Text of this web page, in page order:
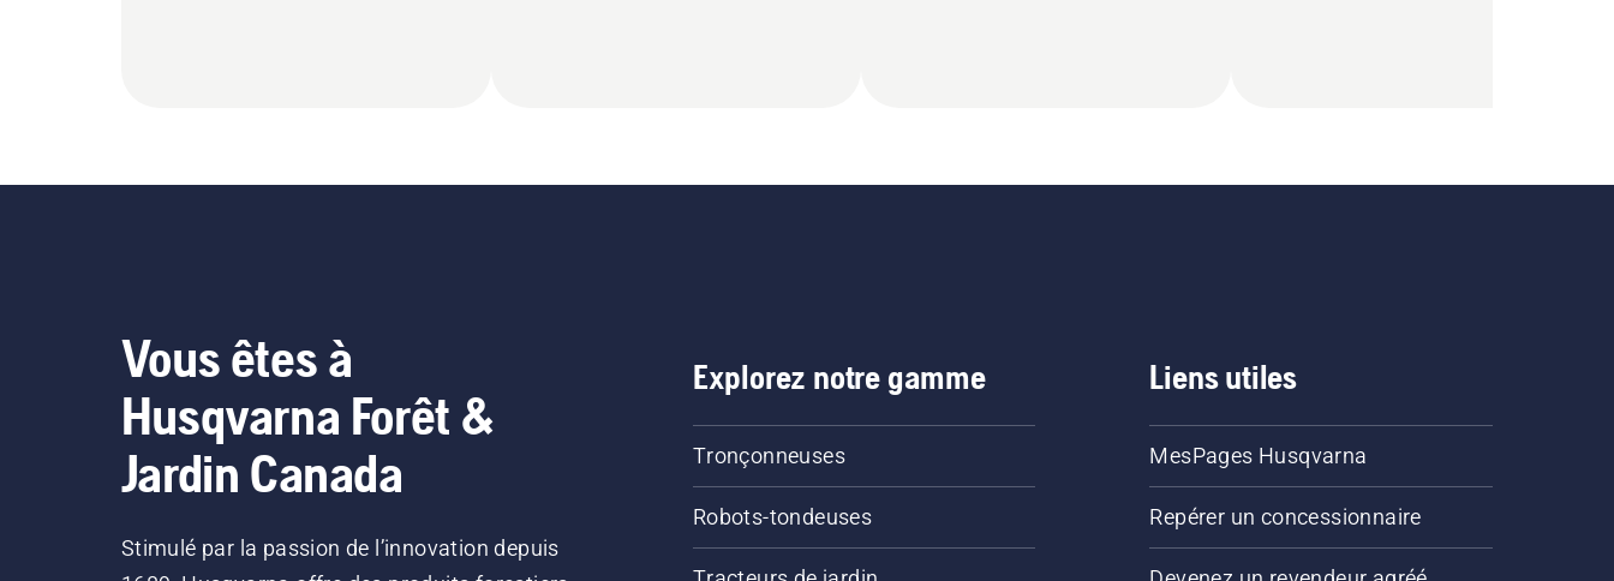
Vous êtes à
Husqvarna Forêt &
Jardin Canada
Stimulé par la passion de l’innovation depuis
Explorez notre gamme
Tronçonneuses
Robots-tondeuses
Liens utiles
MesPages Husqvarna
Repérer un concessionnaire